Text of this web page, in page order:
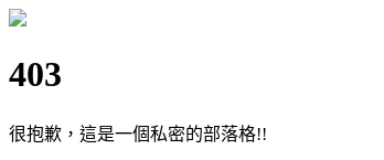
403
很抱歉，這是一個私密的部落格!!